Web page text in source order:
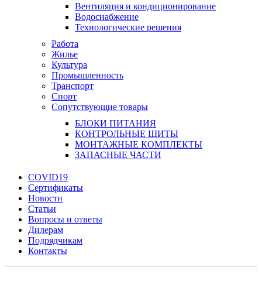
Вентиляция и кондиционирование
Водоснабжение
Технологические решения
Работа
Жилье
Культура
Промышленность
Транспорт
Спорт
Сопутствующие товары
БЛОКИ ПИТАНИЯ
КОНТРОЛЬНЫЕ ЩИТЫ
МОНТАЖНЫЕ КОМПЛЕКТЫ
ЗАПАСНЫЕ ЧАСТИ
COVID19
Сертификаты
Новости
Статьи
Вопросы и ответы
Дилерам
Подрядчикам
Контакты